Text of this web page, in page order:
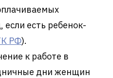
есть ребенок-
РФ).
к работе в
дни женщин